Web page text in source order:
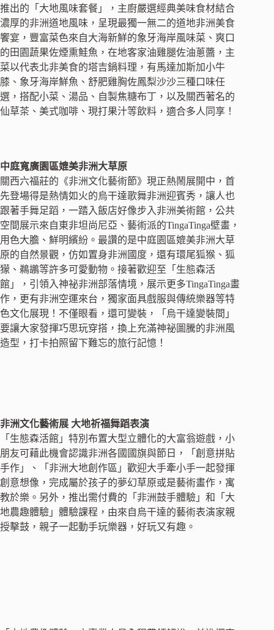
推出的「大地風味套餐」，主廚嚴選經典美味食材結合
濃厚的非洲道地風味，呈現最獨一無二的道地非洲美食
饗宴，豐富菜色來自大海新鮮的象牙海岸風味菜、爽口
的田園蔬果佐煙熏鮭魚，在地客家油雞腿佐油蔥醬，主
菜以代表北非美食的塔吉鍋料理，有馬達加斯加小牛
膝、象牙海岸鮮魚、舒肥雞胸佐鳳梨沙沙三種口味任
選，搭配小菜、湯品、自製焦糖布丁，以及關西著名的
仙草茶、美式咖啡、現打果汁等飲料，適合多人同享！
中庭寬廣園區媲美非洲大草原
關西六福莊的《非洲文化藝術節》現正熱鬧展開中，首
先登場得是熱情如火的烏干達歌舞非洲迎賓秀，讓人也
跟著手舞足蹈，一踏入飯店好像步入非洲美術館，公共
空間展示來自東非坦尚尼亞、藝術派的TingaTinga壁畫，
用色大膽、鮮明繽紛。最讚的是中庭園區媲美非洲大草
原的自然景觀，仿如置身非洲國度，還有環尾狐猴、狐
獴、鵜鶘等許多可愛動物。接著歡迎至「生態森活
館」，引領入神祕非洲部落情境，展示更多TingaTinga畫
作，更有非洲空運來台，獨家面具戲服與傳統樂器等特
色文化展現！不僅眼看，還可變裝，「烏干達變裝間」
要讓大家發揮巧思玩穿搭，換上充滿神祕圖騰的非洲風
造型，打卡拍照留下難忘的旅行記憶！
非洲文化藝術展 大地祈福舞蹈表演
「生態森活館」特別布置大型立體化的大富翁遊戲，小
朋友可藉此機會認識非洲各國國旗與節日，「創意拼貼
手作」、「非洲大地創作區」歡迎大手牽小手一起發揮
創意想像，完成屬於孩子的夢幻草原或是藝術畫作，寓
教於樂。另外，推出需付費的「非洲鼓手體驗」和「大
地農趣體驗」體驗課程，由來自烏干達的藝術表演家親
授擊鼓，親子一起動手玩樂器，好玩又有趣。